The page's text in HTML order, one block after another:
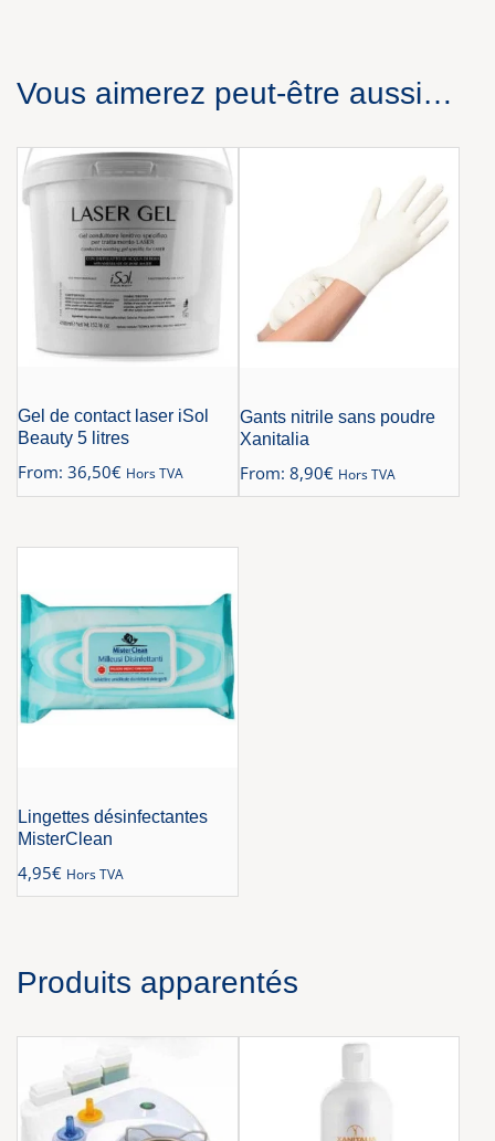
Vous aimerez peut-être aussi…
Gel de contact laser iSol
Beauty 5 litres
From: 36,50€ Hors TVA
Gants nitrile sans poudre
Xanitalia
From: 8,90€ Hors TVA
Lingettes désinfectantes
MisterClean
4,95€ Hors TVA
Produits apparentés